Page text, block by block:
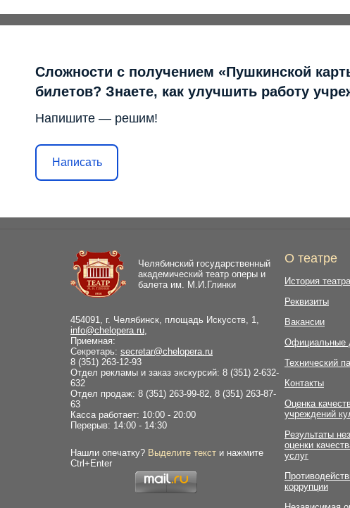
Сложности с получением «Пушкинской
билетов? Знаете, как улучшить работу
Напишите — решим!
Написать
Челябинский государственный
академический театр оперы и
балета им. М.И.Глинки
454091, г. Челябинск, площадь Искусств, 1,
info@chelopera.ru
Приемная:
Секретарь: secretar@chelopera.ru
8 (351) 263-12-93
Отдел рекламы и заказ экскурсий: 8 (351) 2-632-
632
Отдел продаж: 8 (351) 263-99-82, 8 (351) 263-87-
63
Касса работает: 10:00 - 20:00
Перерыв: 14:00 - 14:30
Нашли опечатку? Выделите текст и нажмите
Ctrl+Enter
О театре
История театра
Реквизиты
Вакансии
Официальные
Технический
Контакты
Оценка
учреждений
Результаты
оценки
услуг
коррупции